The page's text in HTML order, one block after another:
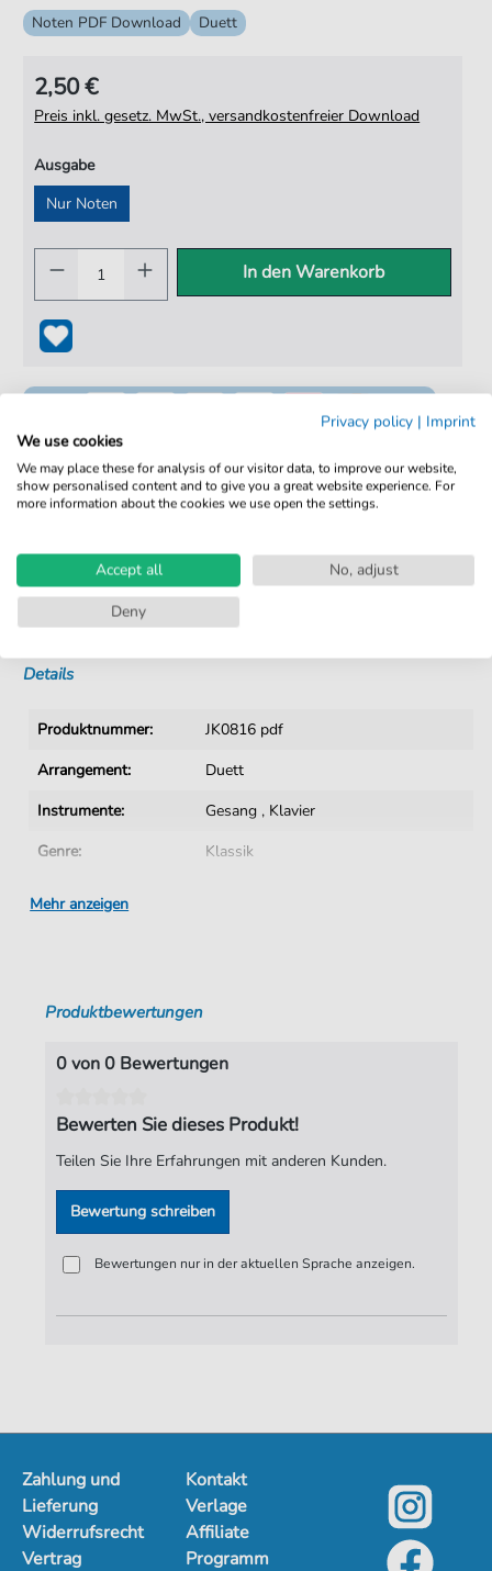
Noten PDF Download Duett
2,50 €
Preis inkl. gesetz. MwSt., versandkostenfreier Download
Ausgabe
Nur Noten
In den Warenkorb
100% Legal & Lizenziert
Kein Abo. Fairer Einzelkauf.
Sofortiger Download nach Kauf
Details
Produktnummer:
JK0816 pdf
Arrangement:
Duett
Instrumente:
Gesang , Klavier
Genre:
Klassik
Ära:
Tonart:
Autoren:
Schubert
Spieldauer:
02:40
Jürgen Knuth
Mehr anzeigen
Produktbewertungen
0 von 0 Bewertungen
Bewerten Sie dieses Produkt!
Teilen Sie Ihre Erfahrungen mit anderen Kunden.
Bewertung schreiben
Bewertungen nur in der aktuellen Sprache anzeigen.
Zahlung und
Lieferung
Widerrufsrecht
Vertrag
Kontakt
Verlage
Affiliate
Programm
Privacy policy | Imprint
We use cookies
We may place these for analysis of our visitor data, to improve our website,
show personalised content and to give you a great website experience. For
more information about the cookies we use open the settings.
Accept all
No, adjust
Deny